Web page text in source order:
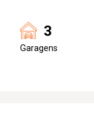
3
Garagens